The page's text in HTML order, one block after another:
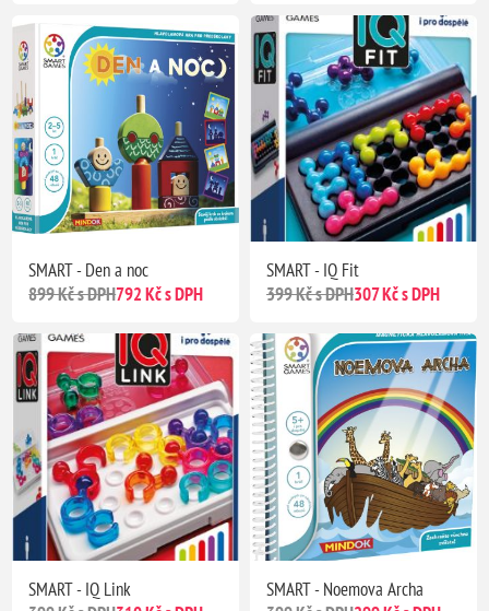
SMART - Den a noc
899 Kč s DPH792 Kč s DPH
SMART - IQ Fit
399 Kč s DPH307 Kč s DPH
SMART - IQ Link
SMART - Noemova Archa